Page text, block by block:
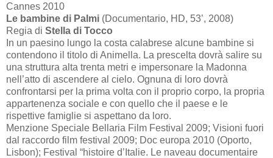
Cannes 2010
Le bambine di Palmi (Documentario, HD, 53’, 2008)
Regia di Stella di Tocco
In un paesino lungo la costa calabrese alcune bambine si
contendono il titolo di Animella. La prescelta dovrà salire su
una struttura alta trenta metri e impersonare la Madonna
nell’atto di ascendere al cielo. Ognuna di loro dovrà
confrontarsi per la prima volta con il proprio corpo, la propria
appartenenza sociale e con quello che il paese e le
rispettive famiglie si aspettano da loro.
Menzione Speciale Bellaria Film Festival 2009; Visioni fuori
dal raccordo film festival 2009; Doc europa 2010 (Oporto,
Lisbon); Festival “histoire d’Italie. Le naveau documentaire